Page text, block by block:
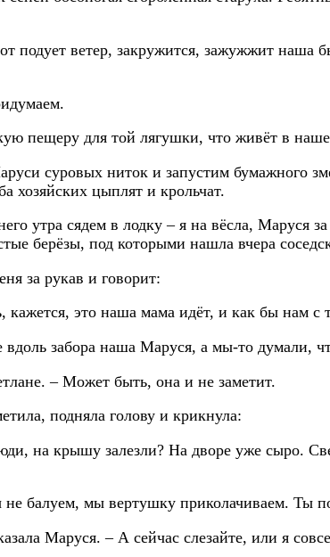
подует ветер, закружится, зажужжит наша
пещеру для той лягушки, что живёт в
суровых ниток и запустим бумажного
хозяйских цыплят и крольчат.
утра сядем в лодку – я на вёсла, Маруся
берёзы, под которыми нашла вчера
за рукав и говорит:
кажется, это наша мама идёт, и как бы нам с
забора наша Маруся, а мы-то думали,
– Может быть, она и не заметит.
подняла голову и крикнула:
на крышу залезли? На дворе уже сыро.
балуем, мы вертушку приколачиваем. Ты
Маруся. – А сейчас слезайте, или я